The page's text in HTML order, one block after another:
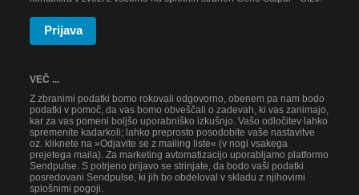
Prijava
VEČ ...
Z zbranimi podatki bomo rokovali odgovorno, obenem pa nam bodo
podatki v pomoč, da vas bomo obveščali o zadevah, ki vas zanimajo,
kar za vas pomeni boljšo uporabniško izkušnjo. Vašo odločitev lahko
spremenite kadarkoli; lahko preprosto posodobite vaše nastavitve
oz. kliknete na »Odjavite se z mailing liste« (v nogi vsakega
prejetega maila). Za marketing avtomatizacijo uporabljamo platformo
Sendpulse. S potrjeno prijavo se strinjate, da bodo vaši podatki
posredovani Sendpulse, ki jih bo obdeloval v skladu z njihovimi
splošnimi pogoji.